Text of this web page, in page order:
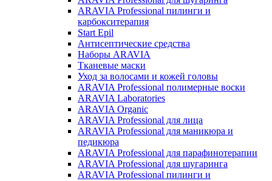
ARAVIA Professional пилинги и
карбокситерапия
Start Epil
Антисептические средства
Наборы ARAVIA
Тканевые маски
Уход за волосами и кожей головы
ARAVIA Professional полимерные воски
ARAVIA Laboratories
ARAVIA Organic
ARAVIA Professional для лица
ARAVIA Professional для маникюра и
педикюра
ARAVIA Professional для парафинотерапии
ARAVIA Professional для шугаринга
ARAVIA Professional пилинги и